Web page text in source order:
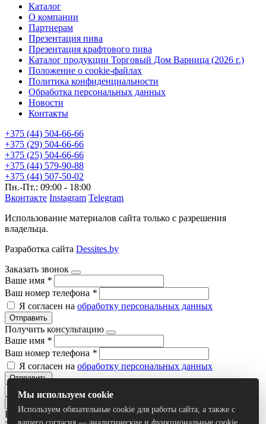
Каталог
О компании
Партнерам
Презентация пива
Презентация крафтового пива
Каталог продукции Торговый Дом Варница (2026 г.)
Положение о cookie-файлах
Политика конфиденциальности
Обработка персональных данных
Новости
Контакты
+375 (44) 504-66-66
+375 (29) 504-66-66
+375 (25) 504-66-66
+375 (44) 579-90-88
+375 (44) 507-50-02
Пн.-Пт.: 09:00 - 18:00
Вконтакте Instagram Telegram
Использование материалов сайта только с разрешения
владельца.
Разработка сайта Dessites.by
Заказать звонок
Ваше имя *
Ваш номер телефона *
Я согласен на обработку персональных данных
Отправить
Получить консультацию
Ваше имя *
Ваш номер телефона *
Я согласен на обработку персональных данных
Отправить
Все результаты
Мы используем cookie
Используем обязательные cookie для работы сайта, а также с